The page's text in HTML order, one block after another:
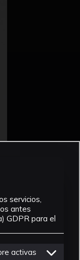
servicios,
antes
GDPR para el
activas